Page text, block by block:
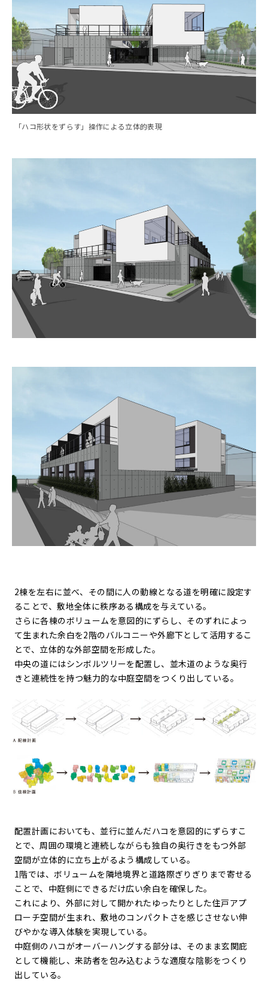
「ハコ形状をずらす」操作による立体的表現
2棟を左右に並べ、その間に人の動線となる道を明確に設定す
ることで、敷地全体に秩序ある構成を与えている。
さらに各棟のボリュームを意図的にずらし、そのずれによっ
て生まれた余白を2階のバルコニーや外廊下として活用するこ
とで、立体的な外部空間を形成した。
中央の道にはシンボルツリーを配置し、並木道のような奥行
きと連続性を持つ魅力的な中庭空間をつくり出している。
配置計画においても、並行に並んだハコを意図的にずらすこ
とで、周囲の環境と連続しながらも独自の奥行きをもつ外部
空間が立体的に立ち上がるよう構成している。
1階では、ボリュームを隣地境界と道路際ぎりぎりまで寄せる
ことで、中庭側にできるだけ広い余白を確保した。
これにより、外部に対して開かれたゆったりとした住戸アプ
ローチ空間が生まれ、敷地のコンパクトさを感じさせない伸
びやかな導入体験を実現している。
中庭側のハコがオーバーハングする部分は、そのまま玄関庇
として機能し、来訪者を包み込むような適度な陰影をつくり
出している。